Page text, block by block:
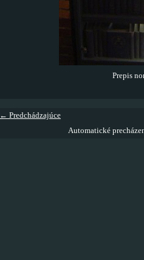
Prepis
← Predchádzajúce
Automatické